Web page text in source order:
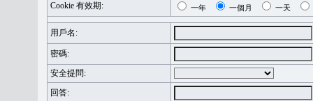
Cookie 有效期:
一年 一個月 一天
用戶名:
密碼:
安全提問:
回答: